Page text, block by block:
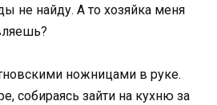
не найду. А то хозяйка меня
ножницами в руке.
собираясь зайти на кухню за